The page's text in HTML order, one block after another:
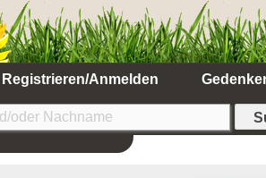
Registrieren/Anmelden